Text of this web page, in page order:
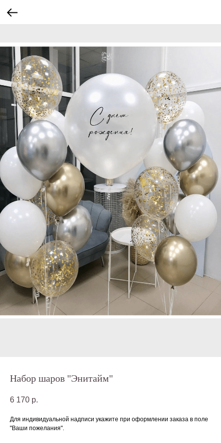
Набор шаров "Энитайм"
6 170 р.
Для индивидуальной надписи укажите при оформлении заказа в поле
"Ваши пожелания".